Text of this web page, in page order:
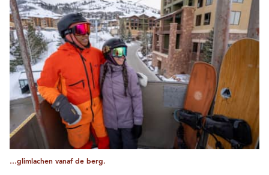
…glimlachen vanaf de berg.